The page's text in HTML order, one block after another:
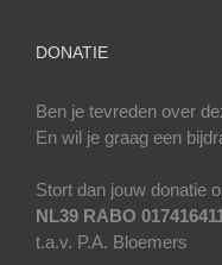
DONATIE
Ben je tevreden over
En wil je graag een
Stort dan jouw donatie
NL39 RABO
t.a.v. P.A. Bloemers